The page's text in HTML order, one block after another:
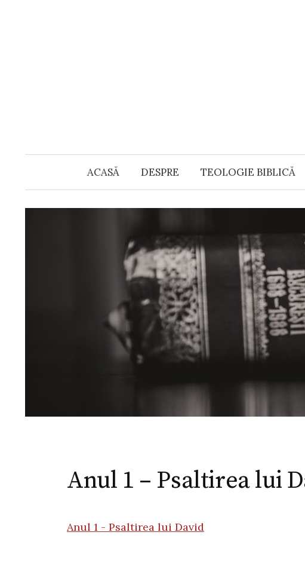
ACASĂ DESPRE TEOLOGIE BIBLICĂ
Anul 1 – Psaltirea lui
Anul 1 - Psaltirea lui David